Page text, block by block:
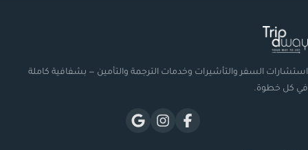
استشارات السفر والتأشيرات وخدمات الترجمة والتأمين — بشفافية كاملة
في كل خطوة.